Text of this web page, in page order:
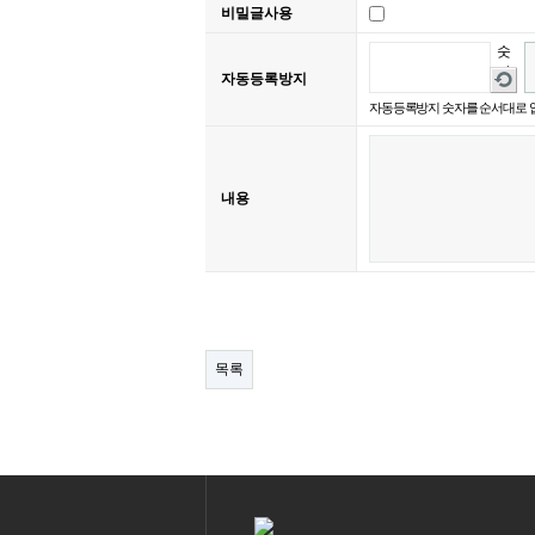
비밀글사용
자동등록방지
숫
자
음
성
듣
새
로
고
침
자동등록방지 숫자를 순서대로
내용
목록